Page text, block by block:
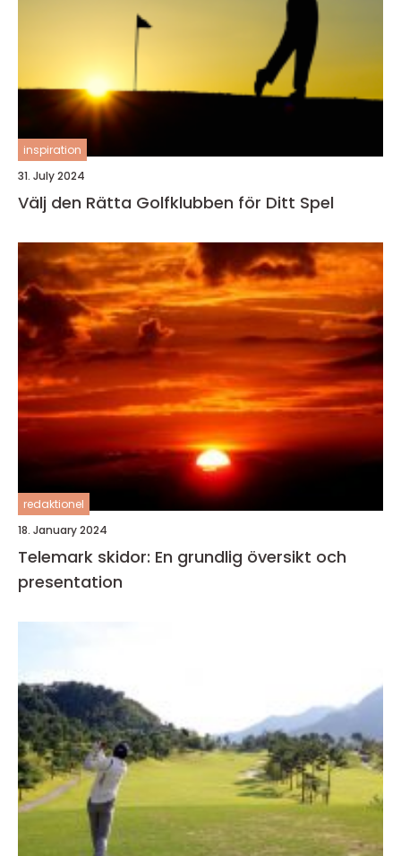
inspiration
31. July 2024
Välj den Rätta Golfklubben för Ditt Spel
redaktionel
18. January 2024
Telemark skidor: En grundlig översikt och
presentation